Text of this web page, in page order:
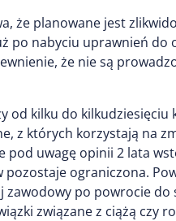
że planowane jest
po nabyciu uprawnień
że nie są
od kilku do
z których korzystają na
pod uwagę opinii 2 lata
ograniczona.
po powrocie
związane z ciążą czy